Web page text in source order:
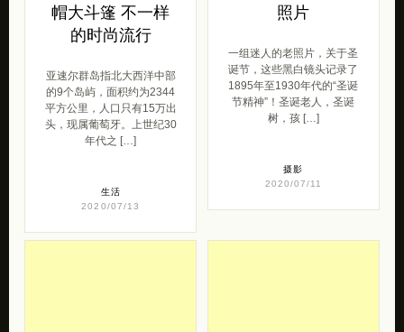
帽大斗篷 不一样
的时尚流行
亚速尔群岛指北大西洋中部
的9个岛屿，面积约为2344
平方公里，人口只有15万出
头，现属葡萄牙。上世纪30
年代之 […]
生活
2020/07/13
照片
一组迷人的老照片，关于圣
诞节，这些黑白镜头记录了
1895年至1930年代的“圣诞
节精神”！圣诞老人，圣诞
树，孩 […]
摄影
2020/07/11